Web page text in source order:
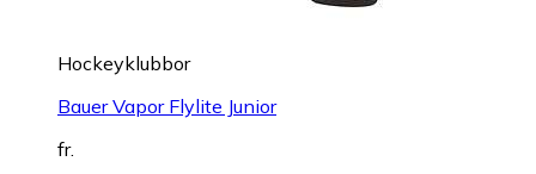
Hockeyklubbor
Bauer Vapor Flylite Junior
fr.